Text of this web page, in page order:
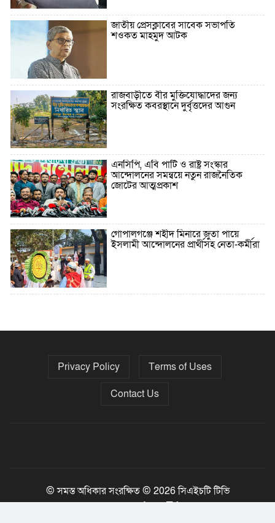
জাতীয় প্রেসক্লাবের সাবেক সভাপতি
শওকত মাহমুদ আটক
রাজবাড়ীতে বীর মুক্তিযোদ্ধাদের জন্য
সংরক্ষিত কবরস্থানে দুর্বৃত্তদের আগুন
এনসিপি, এবি পার্টি ও রাষ্ট্র সংস্কার
আন্দোলনের সমন্বয়ে নতুন রাজনৈতিক
জোটের আত্মপ্রকাশ
গোপালগঞ্জে শহীদ মিনারে জুতা পায়ে
ইসলামী আন্দোলনের প্রার্থীসহ নেতা-কর্মীরা
নির্বাচনের তফসিল ৮-১৫ ডিসেম্বরের মধ্যে
Privacy Policy
Terms of Uses
Contact Us
© সমস্ত অধিকার সংরক্ষিত © 2026 সিএইচটি টিভি
Developed ByJony Tripura